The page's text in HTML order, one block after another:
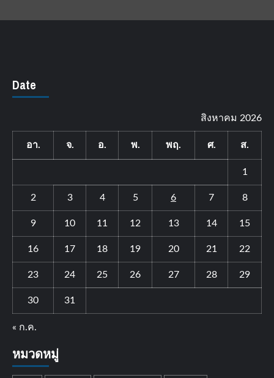
Date
สิงหาคม 2026
อา. จ. อ. พ. พฤ. ศ. ส.
1
2 3 4 5 6 7 8
9 10 11 12 13 14 15
16 17 18 19 20 21 22
23 24 25 26 27 28 29
30 31
« ก.ค.
หมวดหมู่